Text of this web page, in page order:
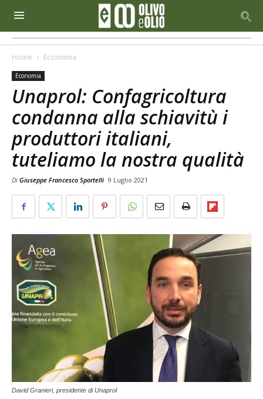
Home Economia
Economia
Unaprol: Confagricoltura
condanna alla schiavitù i
produttori italiani,
tuteliamo la nostra qualità
Di Giuseppe Francesco Sportelli 9 Luglio 2021
David Granieri, presidente di Unaprol